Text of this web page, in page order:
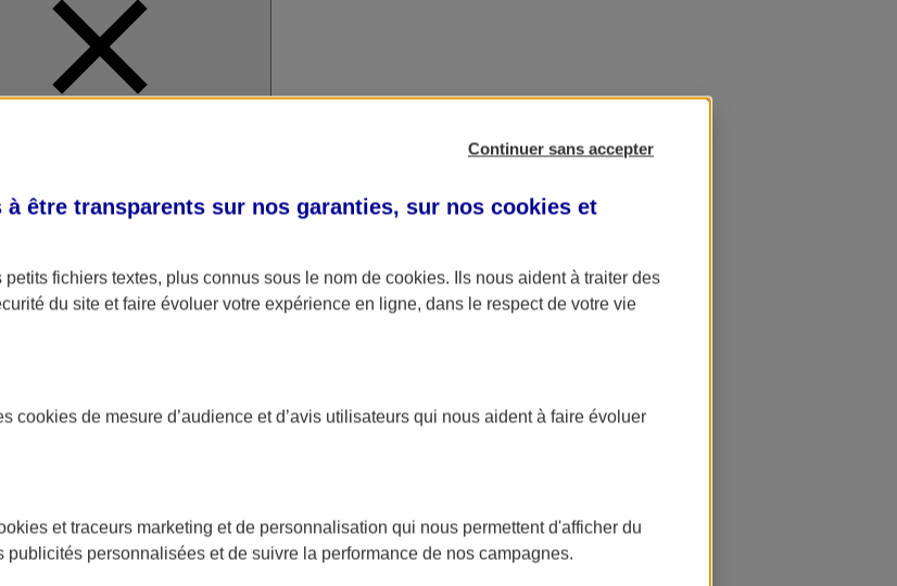
Continuer sans accepter
à être transparents sur nos garanties, sur nos cookies et
fichiers textes, plus connus sous le nom de cookies. Ils nous aident à traiter des
du site et faire évoluer votre expérience en ligne, dans le respect de votre vie
cookies de mesure d’audience et d’avis utilisateurs qui nous aident à faire évoluer
et traceurs marketing et de personnalisation qui nous permettent d'afficher du
personnalisées et de suivre la performance de nos campagnes.